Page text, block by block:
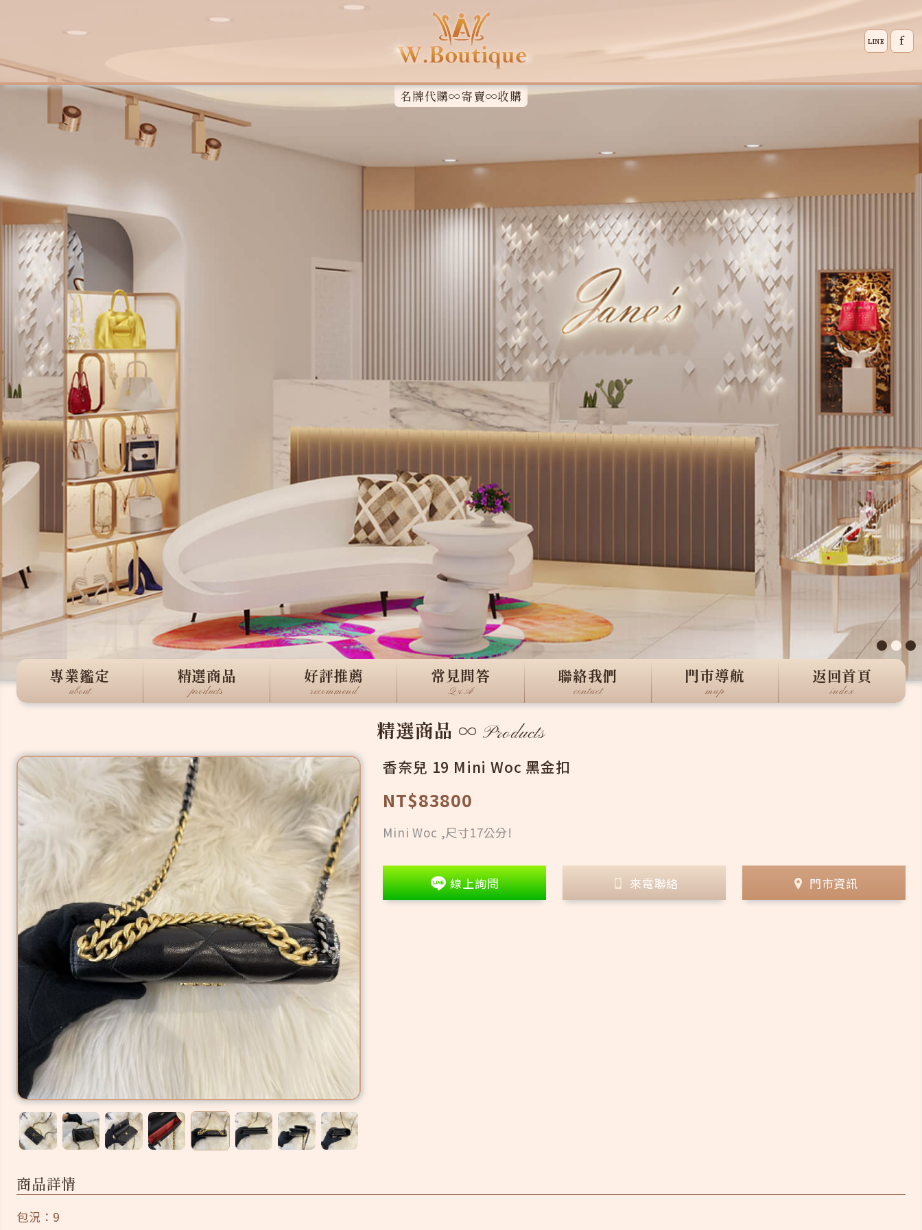
● ● ●
專業鑑定
about
精選商品
products
好評推薦
recommend
常見問答
Q&A
聯絡我們
contact
門市導航
map
返回首頁
index
精選商品 ∞Products
香奈兒 19 Mini Woc 黑金扣
NT$83800
Mini Woc ,尺寸17公分!
線上詢問 來電聯絡 門市資訊
商品詳情
包況：9
名牌代購∞寄賣∞收購